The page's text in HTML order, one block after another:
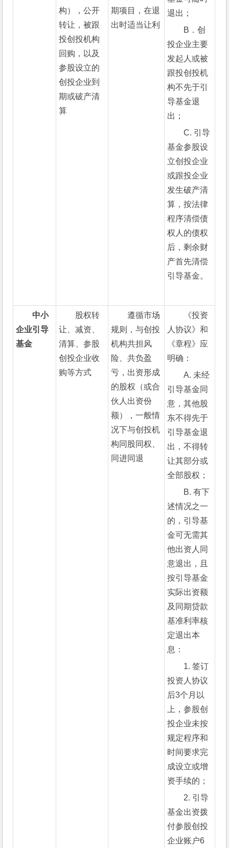
构），公开
转让，被跟
投创投机构
回购，以及
参股设立的
创投企业到
期或破产清
算
期项目，在退
出时适当让利
退出；
B．创
投企业主要
发起人或被
跟投创投机
构不先于引
导基金退
出；
C. 引导
基金参股设
立创投企业
或跟投企业
发生破产清
算，按法律
程序清偿债
权人的债权
后，剩余财
产首先清偿
引导基金。
中小
企业引导
基金
股权转
让、减资、
清算、参股
创投企业收
购等方式
遵循市场
规则，与创投
机构共担风
险、共负盈
亏，出资形成
的股权（或合
伙人出资份
额），一般情
况下与创投机
构同股同权、
同进同退
《投资
人协议》和
《章程》应
明确：
A. 未经
引导基金同
意，其他股
东不得先于
引导基金退
出，不得转
让其部分或
全部股权；
B. 有下
述情况之一
的，引导基
金可无需其
他出资人同
意退出，且
按引导基金
实际出资额
及同期贷款
基准利率核
定退出本
息：
1. 签订
投资人协议
后3个月以
上，参股创
投企业未按
规定程序和
时间要求完
成设立或增
资手续的；
2. 引导
基金出资拨
付参股创投
企业账户6